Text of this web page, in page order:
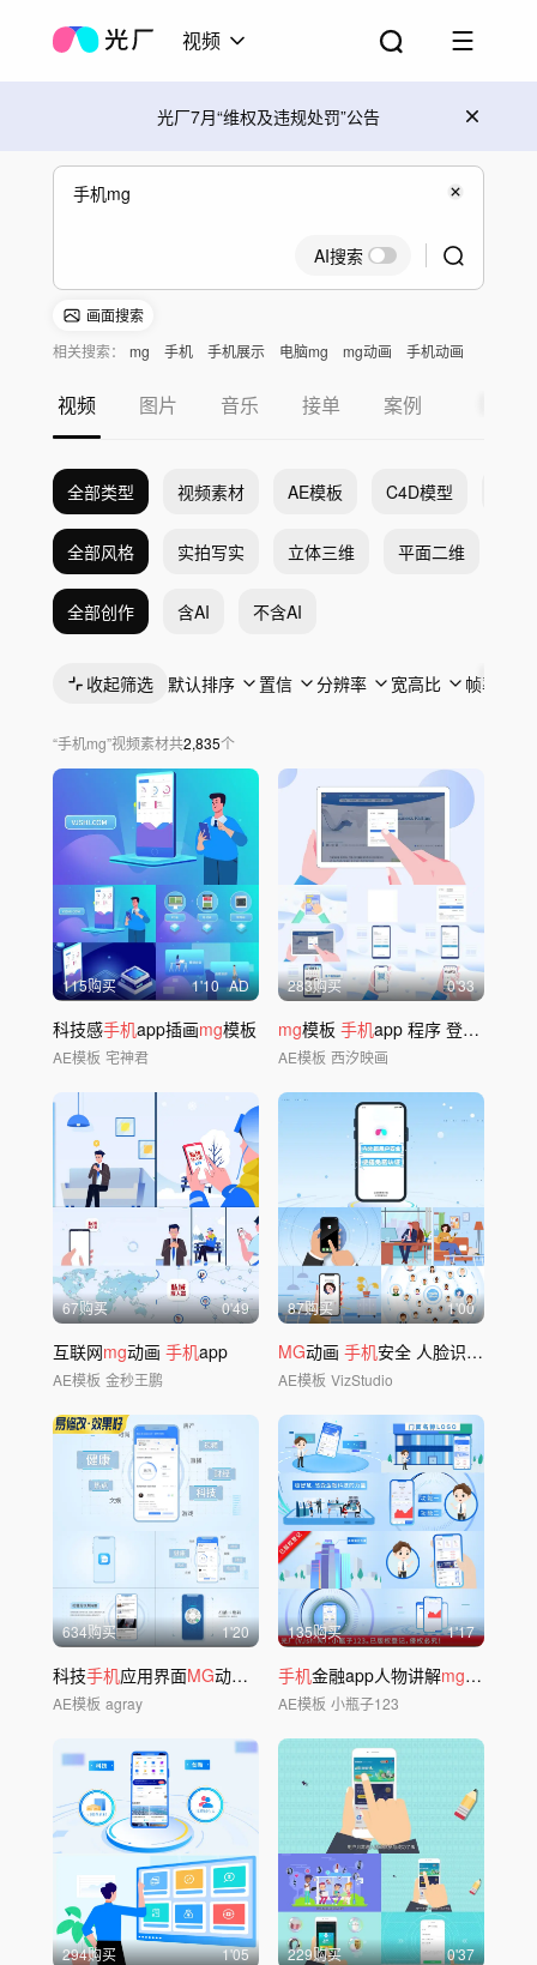
视频
光厂7月“维权及违规处罚”公告
AI搜索
画面搜索
相关搜索：
mg 手机 手机展示 电脑mg mg动画 手机动画
视频 图片 音乐 接单 案例
全部类型 视频素材 AE模板 C4D模型
全部风格 实拍写实 立体三维 平面二维
全部创作 含AI 不含AI
收起筛选 默认排序 置信 分辨率 宽高比 帧率
“手机mg”视频素材共2,835个
115购买 1'10 AD
科技感手机app插画mg模板
AE模板 宅神君
283购买 0'33
mg模板 手机app 程序 登录注册
AE模板 西汐映画
67购买 0'49
互联网mg动画 手机app
AE模板 金秒王鹏
87购买 1'00
MG动画 手机安全 人脸识别
AE模板 VizStudio
634购买 1'20
科技手机应用界面MG动画AE模板
AE模板 agray
135购买 1'17
手机金融app人物讲解mg动画模板
AE模板 小瓶子123
294购买 1'05 229购买 0'37